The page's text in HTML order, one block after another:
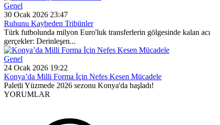
Genel
30 Ocak 2026 23:47
Ruhunu Kaybeden Tribünler
Türk futbolunda milyon Euro'luk transferlerin gölgesinde kalan acı
gerçekler: Derinleşen...
Genel
24 Ocak 2026 19:22
Konya’da Milli Forma İçin Nefes Kesen Mücadele
Paletli Yüzmede 2026 sezonu Konya'da başladı!
YORUMLAR